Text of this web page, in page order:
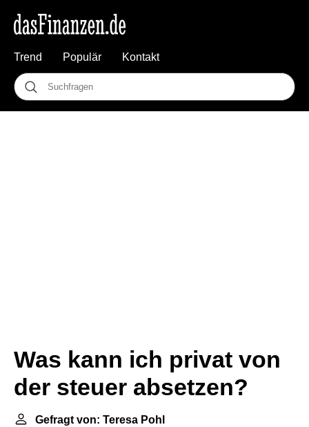
Trend Populär Kontakt
Was kann ich privat von
der steuer absetzen?
Gefragt von: Teresa Pohl